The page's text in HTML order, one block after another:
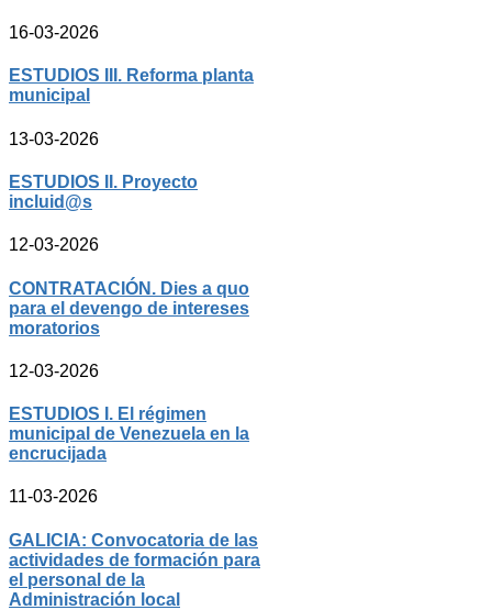
16-03-2026
ESTUDIOS III. Reforma planta
municipal
13-03-2026
ESTUDIOS II. Proyecto
incluid@s
12-03-2026
CONTRATACIÓN. Dies a quo
para el devengo de intereses
moratorios
12-03-2026
ESTUDIOS I. El régimen
municipal de Venezuela en la
encrucijada
11-03-2026
GALICIA: Convocatoria de las
actividades de formación para
el personal de la
Administración local